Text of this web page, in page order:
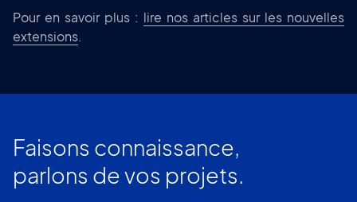
Pour en savoir plus : lire nos articles sur les nouvelles
extensions.
Faisons connaissance,
parlons de vos projets.